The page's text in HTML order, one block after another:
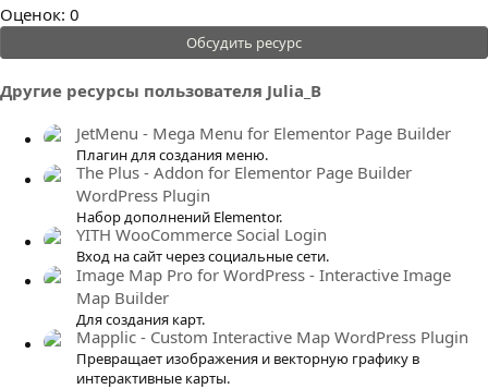
0
.
0
0
з
Оценок: 0
Обсудить ресурс
Другие ресурсы пользователя Julia_B
JetMenu - Mega Menu for Elementor Page Builder
Плагин для создания меню.
The Plus - Addon for Elementor Page Builder
WordPress Plugin
Набор дополнений Elementor.
YITH WooCommerce Social Login
Вход на сайт через социальные сети.
Image Map Pro for WordPress - Interactive Image
Map Builder
Для создания карт.
Mapplic - Custom Interactive Map WordPress Plugin
Превращает изображения и векторную графику в
интерактивные карты.